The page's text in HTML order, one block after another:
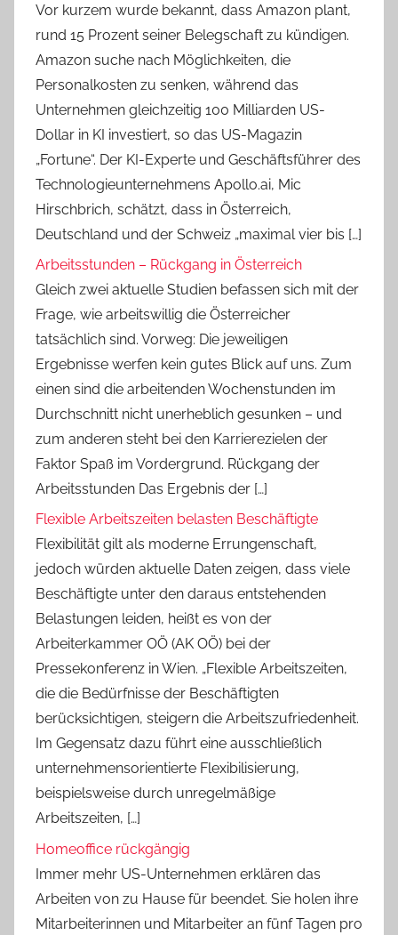
Vor kurzem wurde bekannt, dass Amazon plant,
rund 15 Prozent seiner Belegschaft zu kündigen.
Amazon suche nach Möglichkeiten, die
Personalkosten zu senken, während das
Unternehmen gleichzeitig 100 Milliarden US-
Dollar in KI investiert, so das US-Magazin
„Fortune“. Der KI-Experte und Geschäftsführer des
Technologieunternehmens Apollo.ai, Mic
Hirschbrich, schätzt, dass in Österreich,
Deutschland und der Schweiz „maximal vier bis […]
Arbeitsstunden – Rückgang in Österreich
Gleich zwei aktuelle Studien befassen sich mit der
Frage, wie arbeitswillig die Österreicher
tatsächlich sind. Vorweg: Die jeweiligen
Ergebnisse werfen kein gutes Blick auf uns. Zum
einen sind die arbeitenden Wochenstunden im
Durchschnitt nicht unerheblich gesunken – und
zum anderen steht bei den Karrierezielen der
Faktor Spaß im Vordergrund. Rückgang der
Arbeitsstunden Das Ergebnis der […]
Flexible Arbeitszeiten belasten Beschäftigte
Flexibilität gilt als moderne Errungenschaft,
jedoch würden aktuelle Daten zeigen, dass viele
Beschäftigte unter den daraus entstehenden
Belastungen leiden, heißt es von der
Arbeiterkammer OÖ (AK OÖ) bei der
Pressekonferenz in Wien. „Flexible Arbeitszeiten,
die die Bedürfnisse der Beschäftigten
berücksichtigen, steigern die Arbeitszufriedenheit.
Im Gegensatz dazu führt eine ausschließlich
unternehmensorientierte Flexibilisierung,
beispielsweise durch unregelmäßige
Arbeitszeiten, […]
Homeoffice rückgängig
Immer mehr US-Unternehmen erklären das
Arbeiten von zu Hause für beendet. Sie holen ihre
Mitarbeiterinnen und Mitarbeiter an fünf Tagen pro